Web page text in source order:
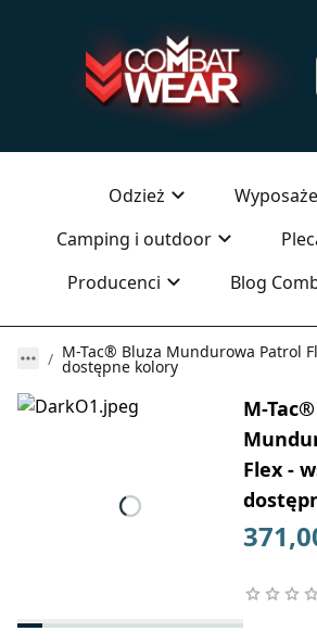
Odzież
Camping i outdoor
Producenci
Blog
M-Tac® Bluza Mundurowa Patrol
dostępne kolory
M-
Flex -